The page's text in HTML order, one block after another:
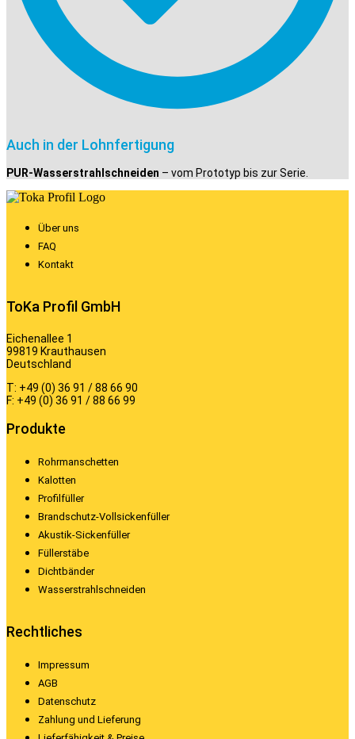
Auch in der Lohnfertigung
PUR-Wasserstrahlschneiden – vom Prototyp bis zur Serie.
Über uns
FAQ
Kontakt
ToKa Profil GmbH
Eichenallee 1
99819 Krauthausen
Deutschland
T: +49 (0) 36 91 / 88 66 90
F: +49 (0) 36 91 / 88 66 99
Produkte
Rohrmanschetten
Kalotten
Profilfüller
Brandschutz-Vollsickenfüller
Akustik-Sickenfüller
Füllerstäbe
Dichtbänder
Wasserstrahlschneiden
Rechtliches
Impressum
AGB
Datenschutz
Zahlung und Lieferung